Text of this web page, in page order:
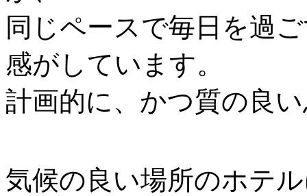
同じペースで毎日を過
感がしています。
計画的に、かつ質の良
気候の良い場所のホテ